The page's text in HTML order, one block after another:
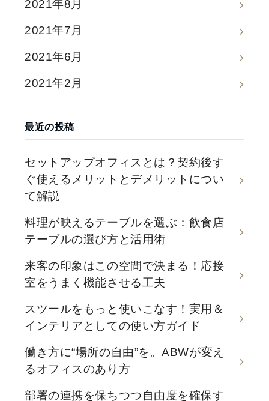
2021年8月
2021年7月
2021年6月
2021年2月
最近の投稿
セットアップオフィスとは？契約後す
ぐ使えるメリットとデメリットについ
て解説
料理が映えるテーブルを選ぶ：飲食店
テーブルの選び方と活用術
来客の印象はこの空間で決まる！応接
室をうまく機能させる工夫
スツールをもっと使いこなす！実用＆
インテリアとしての使い方ガイド
働き方に“場所の自由”を。ABWが変え
るオフィスのあり方
部署の連携を保ちつつ自由度を確保す